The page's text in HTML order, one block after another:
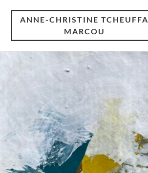
ANNE-CHRISTINE TCHEUFFA
MARCOU